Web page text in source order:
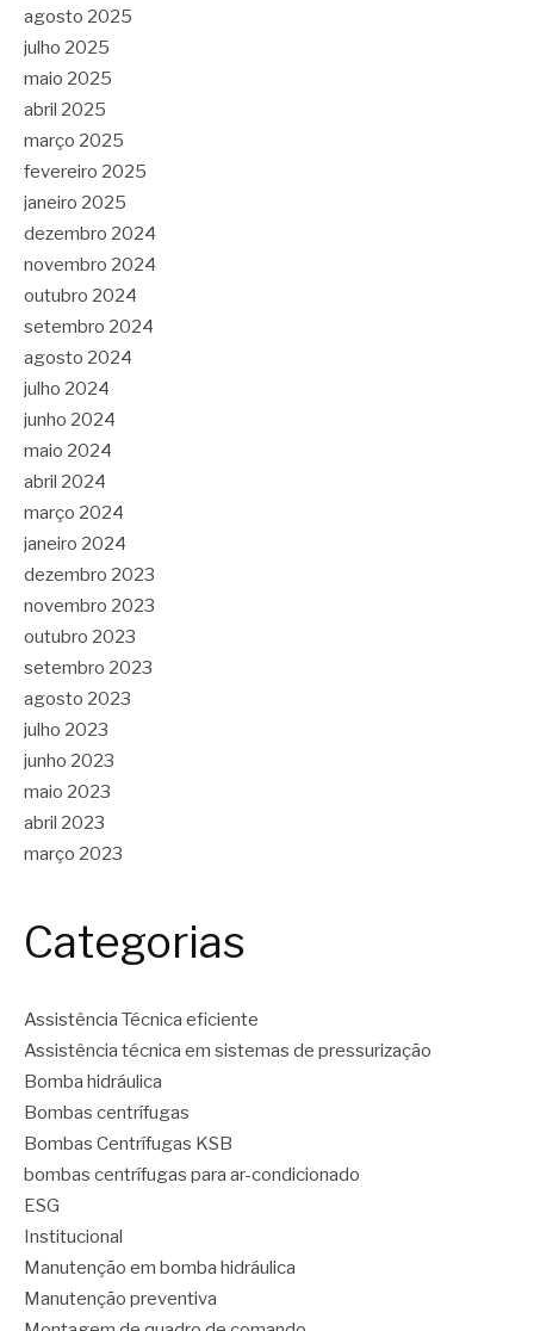
agosto 2025
julho 2025
maio 2025
abril 2025
março 2025
fevereiro 2025
janeiro 2025
dezembro 2024
novembro 2024
outubro 2024
setembro 2024
agosto 2024
julho 2024
junho 2024
maio 2024
abril 2024
março 2024
janeiro 2024
dezembro 2023
novembro 2023
outubro 2023
setembro 2023
agosto 2023
julho 2023
junho 2023
maio 2023
abril 2023
março 2023
Categorias
Assistência Técnica eficiente
Assistência técnica em sistemas de pressurização
Bomba hidráulica
Bombas centrífugas
Bombas Centrífugas KSB
bombas centrífugas para ar-condicionado
ESG
Institucional
Manutenção em bomba hidráulica
Manutenção preventiva